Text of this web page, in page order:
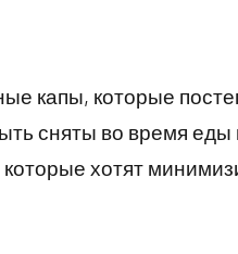
капы, которые
сняты во время
хотят